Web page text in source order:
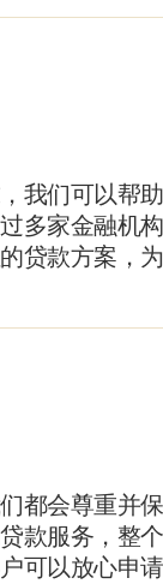
我们可以帮
多家金融机
贷款方案，
都会尊重并
款服务，整
可以放心申请